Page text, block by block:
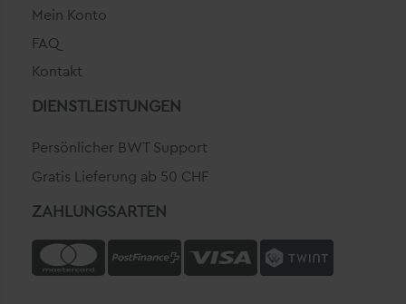
Mein Konto
FAQ
Kontakt
DIENSTLEISTUNGEN
Persönlicher BWT Support
Gratis Lieferung ab 50 CHF
ZAHLUNGSARTEN